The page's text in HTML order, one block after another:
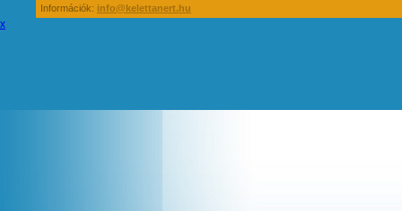
Információk: info@kelettanert.hu
x